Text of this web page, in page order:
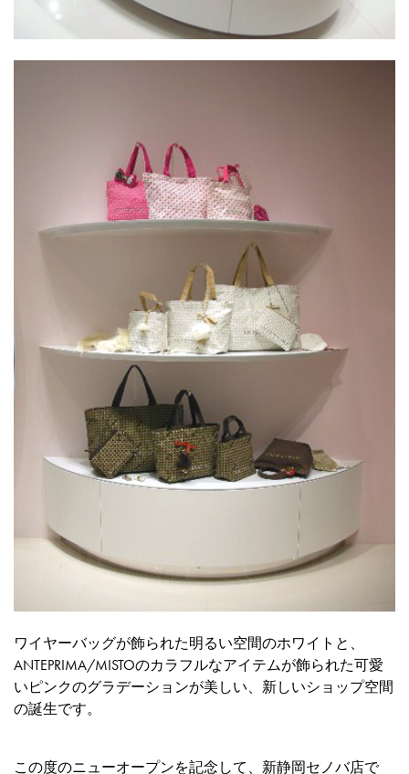
ワイヤーバッグが飾られた明るい空間のホワイトと、
ANTEPRIMA/MISTOのカラフルなアイテムが飾られた可愛
いピンクのグラデーションが美しい、新しいショップ空間
の誕生です。
この度のニューオープンを記念して、新静岡セノバ店で